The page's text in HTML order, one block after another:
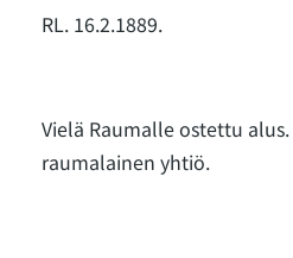
RL. 16.2.1889.
Vielä Raumalle ostettu alus.
raumalainen yhtiö.